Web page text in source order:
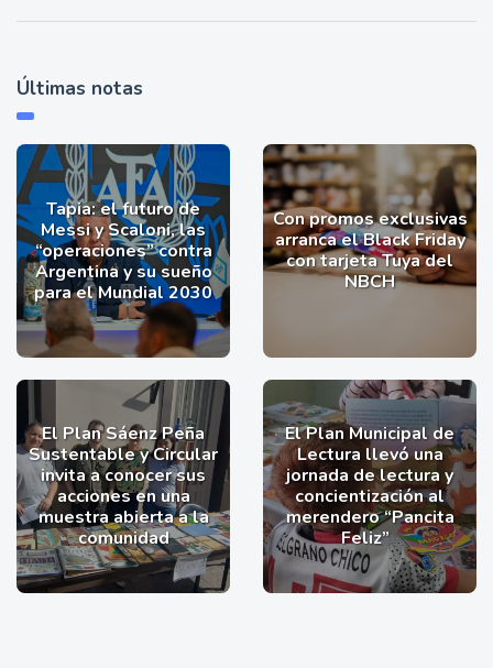
Últimas notas
Tapia: el futuro de
Messi y Scaloni, las
“operaciones” contra
Argentina y su sueño
para el Mundial 2030
Con promos exclusivas
arranca el Black Friday
con tarjeta Tuya del
NBCH
El Plan Sáenz Peña
Sustentable y Circular
invita a conocer sus
acciones en una
muestra abierta a la
comunidad
El Plan Municipal de
Lectura llevó una
jornada de lectura y
concientización al
merendero “Pancita
Feliz”